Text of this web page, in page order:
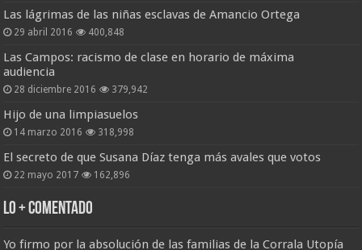
Las lágrimas de las niñas esclavas de Amancio Ortega
29 abril 2016 400,848
Las Campos: racismo de clase en horario de máxima
audiencia
28 diciembre 2016 379,942
Hijo de una limpiasuelos
14 marzo 2016 318,998
El secreto de que Susana Díaz tenga más avales que votos
22 mayo 2017 162,896
Lo + Comentado
Yo firmo por la absolución de las familias de la Corrala Utopía